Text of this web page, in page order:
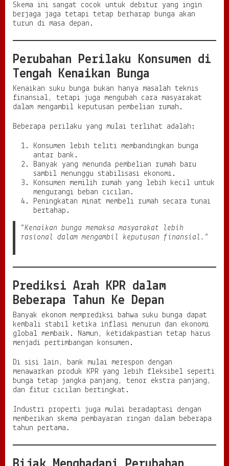
Skema ini sangat cocok untuk debitur yang ingin
berjaga jaga tetapi tetap berharap bunga akan
turun di masa depan.
Perubahan Perilaku Konsumen di
Tengah Kenaikan Bunga
Kenaikan suku bunga bukan hanya masalah teknis
finansial, tetapi juga mengubah cara masyarakat
dalam mengambil keputusan pembelian rumah.
Beberapa perilaku yang mulai terlihat adalah:
Konsumen lebih teliti membandingkan bunga
antar bank.
Banyak yang menunda pembelian rumah baru
sambil menunggu stabilisasi ekonomi.
Konsumen memilih rumah yang lebih kecil untuk
mengurangi beban cicilan.
Peningkatan minat membeli rumah secara tunai
bertahap.
“Kenaikan bunga memaksa masyarakat lebih
rasional dalam mengambil keputusan finansial.”
Prediksi Arah KPR dalam
Beberapa Tahun Ke Depan
Banyak ekonom memprediksi bahwa suku bunga dapat
kembali stabil ketika inflasi menurun dan ekonomi
global membaik. Namun, ketidakpastian tetap harus
menjadi pertimbangan konsumen.
Di sisi lain, bank mulai merespon dengan
menawarkan produk KPR yang lebih fleksibel seperti
bunga tetap jangka panjang, tenor ekstra panjang,
dan fitur cicilan bertingkat.
Industri properti juga mulai beradaptasi dengan
memberikan skema pembayaran ringan dalam beberapa
tahun pertama.